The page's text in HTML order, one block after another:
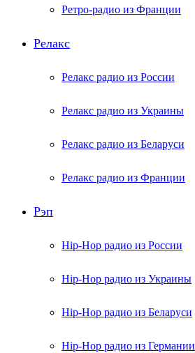
Ретро-радио из Франции
Релакс
Релакс радио из России
Релакс радио из Украины
Релакс радио из Беларуси
Релакс радио из Франции
Рэп
Hip-Hop радио из России
Hip-Hop радио из Украины
Hip-Hop радио из Беларуси
Hip-Hop радио из Германии